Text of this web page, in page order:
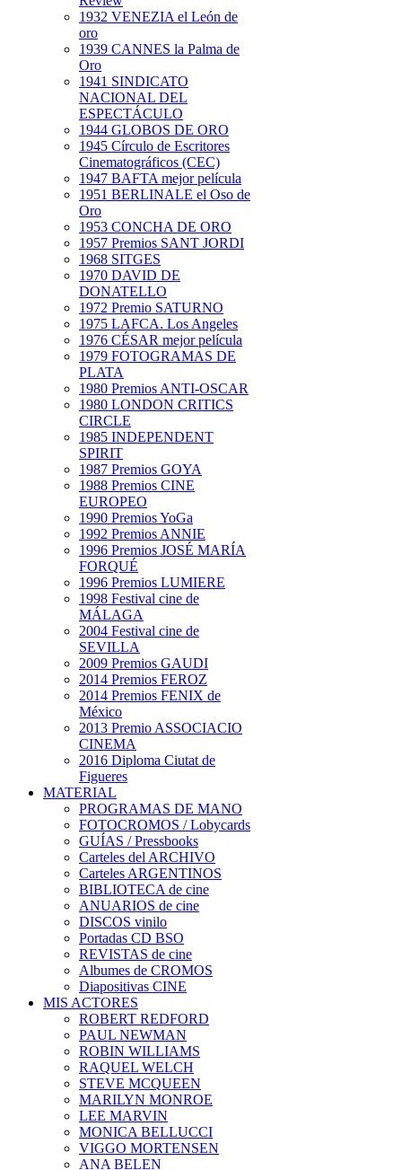
1932 VENEZIA el León de
oro
1939 CANNES la Palma de
Oro
1941 SINDICATO
NACIONAL DEL
ESPECTÁCULO
1944 GLOBOS DE ORO
1945 Círculo de Escritores
Cinematográficos (CEC)
1947 BAFTA mejor película
1951 BERLINALE el Oso de
Oro
1953 CONCHA DE ORO
1957 Premios SANT JORDI
1968 SITGES
1970 DAVID DE
DONATELLO
1972 Premio SATURNO
1975 LAFCA. Los Angeles
1976 CÉSAR mejor película
1979 FOTOGRAMAS DE
PLATA
1980 Premios ANTI-OSCAR
1980 LONDON CRITICS
CIRCLE
1985 INDEPENDENT
SPIRIT
1987 Premios GOYA
1988 Premios CINE
EUROPEO
1990 Premios YoGa
1992 Premios ANNIE
1996 Premios JOSÉ MARÍA
FORQUÉ
1996 Premios LUMIERE
1998 Festival cine de
MÁLAGA
2004 Festival cine de
SEVILLA
2009 Premios GAUDI
2014 Premios FEROZ
2014 Premios FENIX de
México
2013 Premio ASSOCIACIO
CINEMA
2016 Diploma Ciutat de
Figueres
MATERIAL
PROGRAMAS DE MANO
FOTOCROMOS / Lobycards
GUÍAS / Pressbooks
Carteles del ARCHIVO
Carteles ARGENTINOS
BIBLIOTECA de cine
ANUARIOS de cine
DISCOS vinilo
Portadas CD BSO
REVISTAS de cine
Albumes de CROMOS
Diapositivas CINE
MIS ACTORES
ROBERT REDFORD
PAUL NEWMAN
ROBIN WILLIAMS
RAQUEL WELCH
STEVE MCQUEEN
MARILYN MONROE
LEE MARVIN
MONICA BELLUCCI
VIGGO MORTENSEN
ANA BELEN